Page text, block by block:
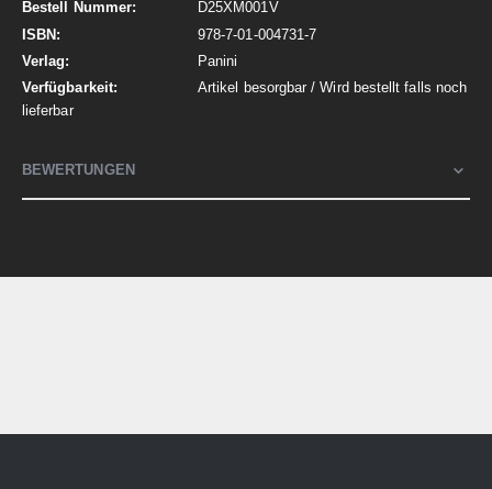
D25XM001V
978-7-01-004731-7
Panini
Artikel besorgbar / Wird bestellt falls noch
lieferbar
BEWERTUNGEN